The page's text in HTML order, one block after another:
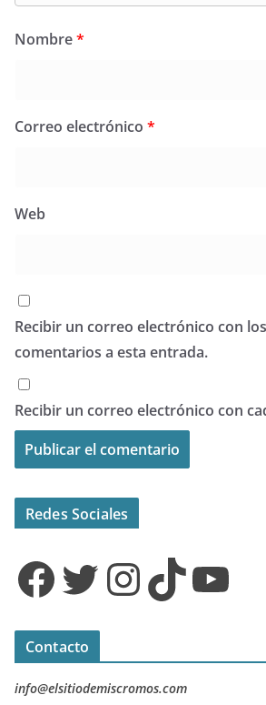
Nombre*
Correo electrónico *
Web
Recibir un correo electrónico con
comentarios a esta entrada.
Recibir un correo electrónico con
Redes Sociales
Facebook Twitter InstagramTikTok YouTube
Contacto
info@elsitiodemiscromos.com